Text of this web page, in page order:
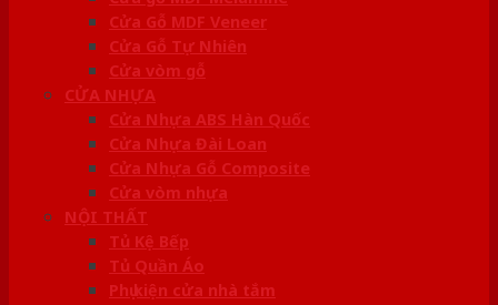
Cửa Gỗ MDF Veneer
Cửa Gỗ Tự Nhiên
Cửa vòm gỗ
CỬA NHỰA
Cửa Nhựa ABS Hàn Quốc
Cửa Nhựa Đài Loan
Cửa Nhựa Gỗ Composite
Cửa vòm nhựa
NỘI THẤT
Tủ Kệ Bếp
Tủ Quần Áo
Phụ kiện cửa nhà tắm